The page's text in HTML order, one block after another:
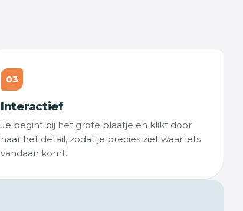
03
Interactief
Je begint bij het grote plaatje en klikt door
naar het detail, zodat je precies ziet waar iets
vandaan komt.